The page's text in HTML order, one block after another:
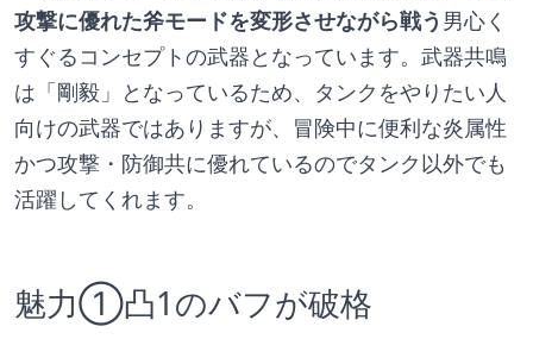
攻撃に優れた斧モードを変形させながら戦う 男心く
すぐるコンセプトの武器となっています。武器共鳴
は「剛毅」となっているため、タンクをやりたい人
向けの武器ではありますが、冒険中に便利な炎属性
かつ攻撃・防御共に優れているのでタンク以外でも
活躍してくれます。
魅力①凸1のバフが破格